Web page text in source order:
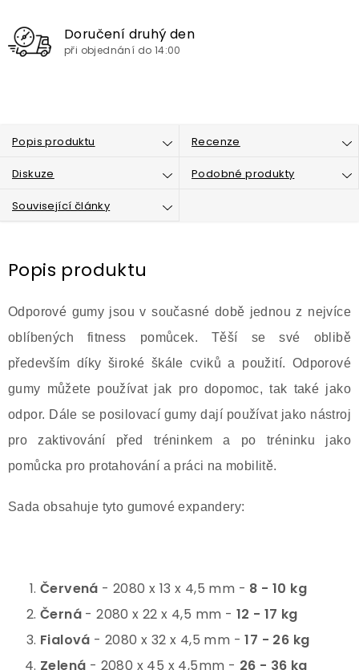
Doručení druhý den
při objednání do 14:00
Popis produktu Recenze
Diskuze Podobné produkty
Související články
Popis produktu
Odporové gumy jsou v současné době jednou z nejvíce
oblíbených fitness pomůcek. Těší se své oblibě
především díky široké škále cviků a použití. Odporové
gumy můžete používat jak pro dopomoc, tak také jako
odpor. Dále se posilovací gumy dají používat jako nástroj
pro zaktivování před tréninkem a po tréninku jako
pomůcka pro protahování a práci na mobilitě.
Sada obsahuje tyto gumové expandery:
Červená - 2080 x 13 x 4,5 mm - 8 - 10 kg
Černá - 2080 x 22 x 4,5 mm - 12 - 17 kg
Fialová - 2080 x 32 x 4,5 mm -17 - 26 kg
Zelená - 2080 x 45 x 4,5mm - 26 - 36 kg